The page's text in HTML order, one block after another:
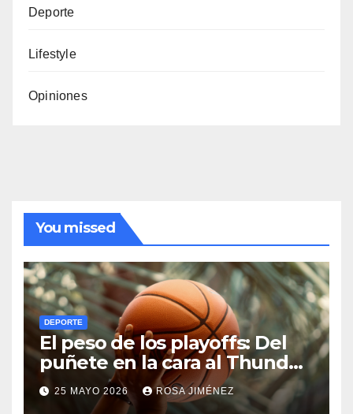
Deporte
Lifestyle
Opiniones
You missed
DEPORTE
El peso de los playoffs: Del
puñete en la cara al Thunder
hasta el olimpo de las
leyendas de la NBA
25 MAYO 2026 ROSA JIMÉNEZ